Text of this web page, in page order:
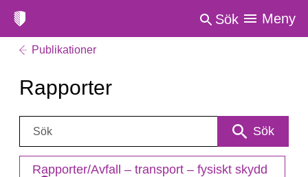
Sök Meny
Publikationer
Rapporter
Sök: Sök
Rapporter/Avfall – transport – fysiskt skydd